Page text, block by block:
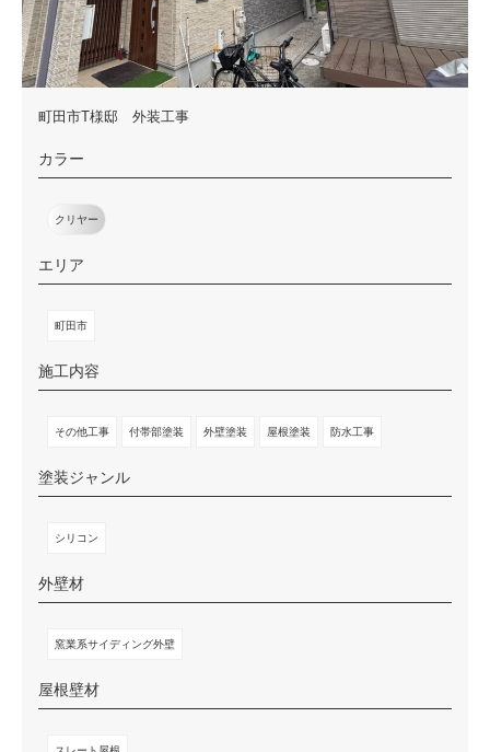
町田市T様邸 外装工事
カラー
クリヤー
エリア
町田市
施工内容
その他工事 付帯部塗装 外壁塗装 屋根塗装 防水工事
塗装ジャンル
シリコン
外壁材
窯業系サイディング外壁
屋根壁材